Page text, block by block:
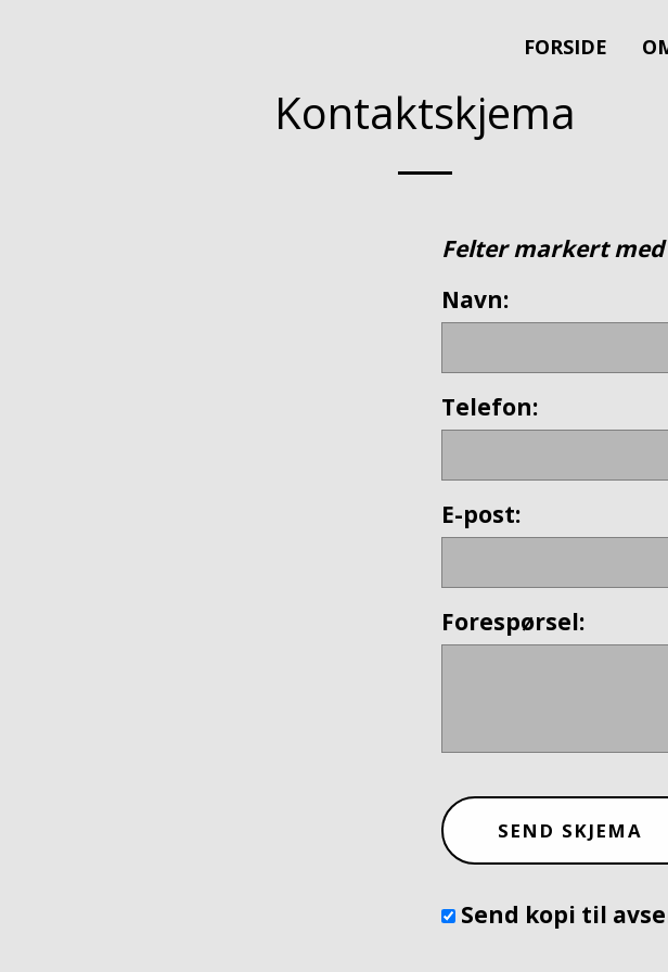
FORSIDE
Kontaktskjema
Felter markert
Navn:
Telefon:
E-post:
Forespørsel:
Send kopi til